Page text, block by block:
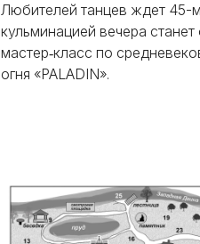
Любителей танцев ждет 45-
кульминацией вечера
мастер‑класс по
огня «PALADIN».